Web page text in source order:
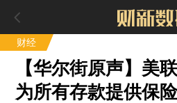
财经
【华尔街原声】美
为所有存款提供保